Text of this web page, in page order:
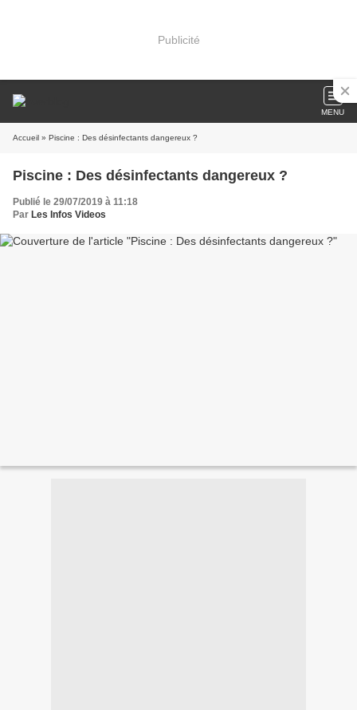
Publicité
MENU
Accueil » Piscine : Des désinfectants dangereux ?
Piscine : Des désinfectants dangereux ?
Publié le 29/07/2019 à 11:18
Par Les Infos Videos